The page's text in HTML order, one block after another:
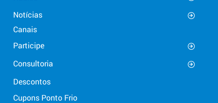
Notícias
Canais
Participe
Consultoria
Descontos
Cupons Ponto Frio